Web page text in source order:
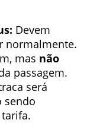
Devem
normalmente.
mas não
passagem.
será
sendo